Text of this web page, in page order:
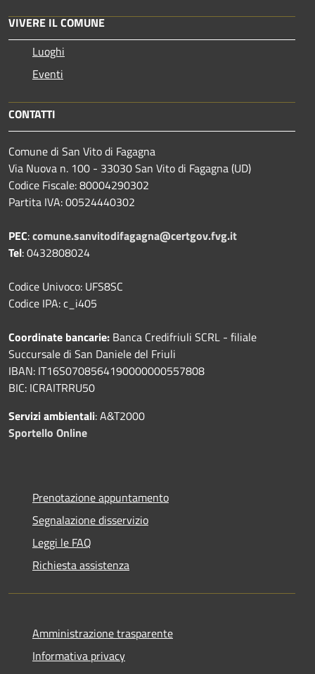
VIVERE IL COMUNE
Luoghi
Eventi
CONTATTI
Comune di San Vito di Fagagna
Via Nuova n. 100 - 33030 San Vito di Fagagna (UD)
Codice Fiscale: 80004290302
Partita IVA: 00524440302
PEC:comune.sanvitodifagagna@certgov.fvg.it
Tel: 0432808024
Codice Univoco: UFS8SC
Codice IPA: c_i405
Coordinate bancarie: Banca Credifriuli SCRL - filiale
Succursale di San Daniele del Friuli
IBAN: IT16S0708564190000000557808
BIC: ICRAITRRU50
Servizi ambientali: A&T2000
Sportello Online
Prenotazione appuntamento
Segnalazione disservizio
Leggi le FAQ
Richiesta assistenza
Amministrazione trasparente
Informativa privacy